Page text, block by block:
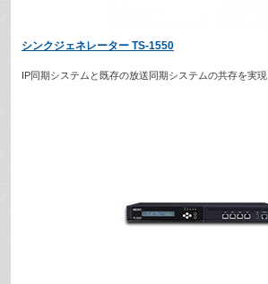
シンクジェネレーター TS-1550
IP同期システムと既存の放送同期システムの共存を実現